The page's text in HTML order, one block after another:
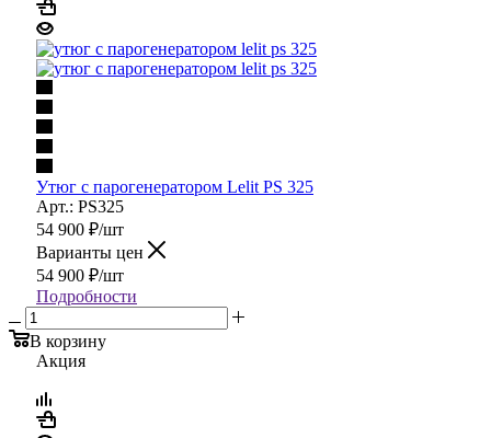
Утюг с парогенератором Lelit PS 325
Арт.: PS325
54 900 ₽/шт
Варианты цен
54 900 ₽/шт
Подробности
В корзину
Акция